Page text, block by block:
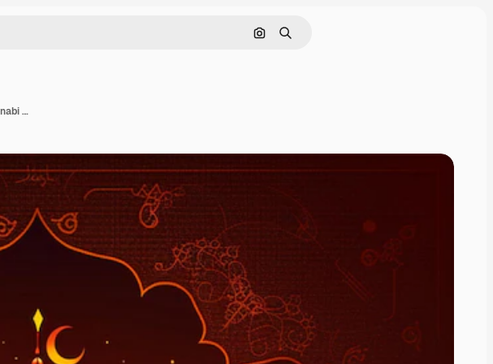
Pesquisar por imagem
Buscar
PSD Um cartaz para o festival Milad un Nabi mubarak e o belo mawlid al nabi com fundo islâmico